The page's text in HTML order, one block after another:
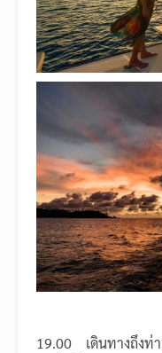
19.00 เดินทางถึงท่า